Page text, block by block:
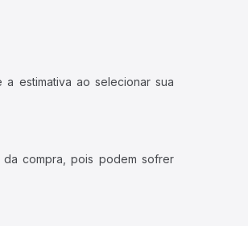
estimativa ao selecionar sua
compra, pois podem sofrer